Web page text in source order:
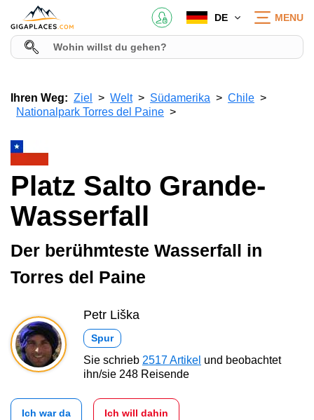
DE MENU
Ihren Weg: Ziel Welt Südamerika
Chile
Nationalpark Torres del Paine
Platz Salto Grande-
Wasserfall
Der berühmteste Wasserfall in
Torres del Paine
Petr Liška
Spur
Sie schrieb 2517 Artikel und beobachtet
ihn/sie 248 Reisende
Ich war da Ich will dahin